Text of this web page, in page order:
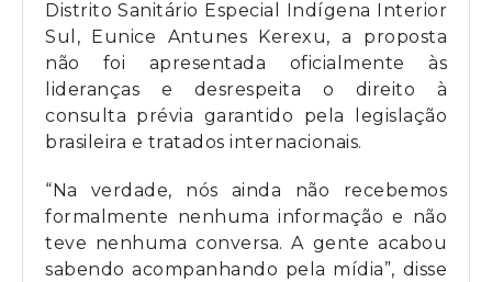
Distrito Sanitário Especial Indígena Interior
Sul, Eunice Antunes Kerexu, a proposta
não foi apresentada oficialmente às
lideranças e desrespeita o direito à
consulta prévia garantido pela legislação
brasileira e tratados internacionais.
“Na verdade, nós ainda não recebemos
formalmente nenhuma informação e não
teve nenhuma conversa. A gente acabou
sabendo acompanhando pela mídia”, disse